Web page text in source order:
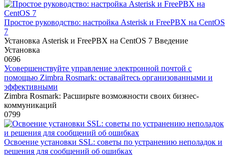
Простое руководство: настройка Asterisk и FreePBX на CentOS
7
Установка Asterisk и FreePBX на CentOS 7 Введение
Установка
0696
Усовершенствуйте управление электронной почтой с
помощью Zimbra Rosmark: оставайтесь организованными и
эффективными
Zimbra Rosmark: Расширьте возможности своих бизнес-
коммуникаций
0799
Освоение установки SSL: советы по устранению неполадок и
решения для сообщений об ошибках